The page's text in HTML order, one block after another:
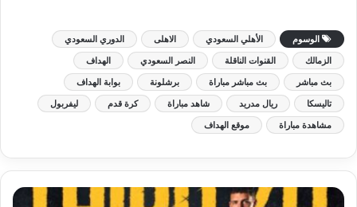
الوسوم الأهلي السعودي الاهلى الدوري السعودي
الزمالك القنوات الناقلة النصر السعودي الهداف
بث مباشر بث مباشر مباراة برشلونة بوابة الهداف
تاليسكا ريال مدريد شاهد مباراة كرة قدم ليفربول
مشاهدة مباراة موقع الهداف